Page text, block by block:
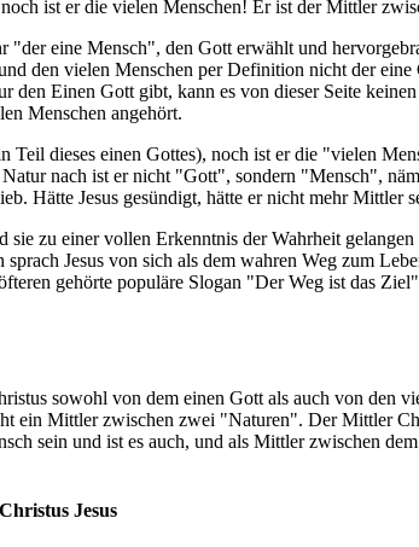
ist er die vielen Menschen! Er ist der Mittler
eine Mensch", den Gott erwählt und
den vielen Menschen per Definition nicht der
Einen Gott gibt, kann es von dieser Seite
Menschen angehört.
dieses einen Gottes), noch ist er die "vielen
nach ist er nicht "Gott", sondern "Mensch",
Hätte Jesus gesündigt, hätte er nicht mehr Mittler
zu einer vollen Erkenntnis der Wahrheit
Jesus von sich als dem wahren Weg zum
gehörte populäre Slogan "Der Weg ist das
sowohl von dem einen Gott als auch von den
Mittler zwischen zwei "Naturen". Der Mittler
sein und ist es auch, und als Mittler zwischen
Jesus